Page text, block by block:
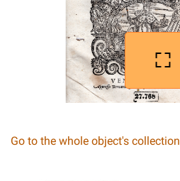
Go to the whole object's collection